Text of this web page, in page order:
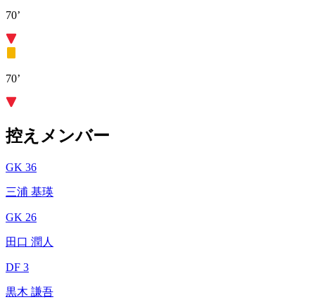
70’
70’
控えメンバー
GK 36
三浦 基瑛
GK 26
田口 潤人
DF 3
黒木 謙吾